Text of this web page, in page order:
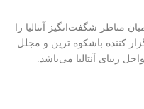
شگفت‌انگیز آنتالیا را
کننده باشکوه ترین و مجلل
زیبای آنتالیا می‌باشد.